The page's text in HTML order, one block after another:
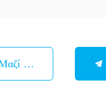
Μας